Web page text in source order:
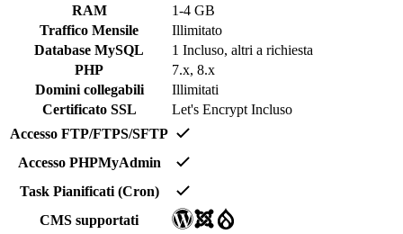
RAM
1-4 GB
Traffico Mensile
Illimitato
Database MySQL
1 Incluso, altri a richiesta
PHP
7.x, 8.x
Domini collegabili
Illimitati
Certificato SSL
Let's Encrypt Incluso
Accesso FTP/FTPS/SFTP
Accesso PHPMyAdmin
Task Pianificati (Cron)
CMS supportati